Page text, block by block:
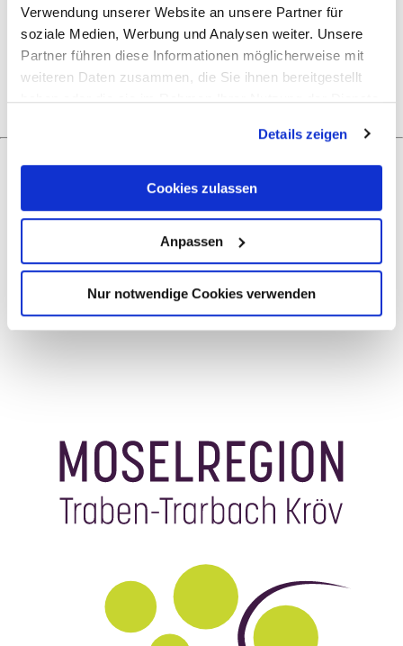
Verwendung unserer Website an unsere Partner für
soziale Medien, Werbung und Analysen weiter. Unsere
Partner führen diese Informationen möglicherweise mit
weiteren Daten zusammen, die Sie ihnen bereitgestellt
haben oder die sie im Rahmen Ihrer Nutzung der Dienste
Details zeigen
Cookies zulassen
Anpassen
Nur notwendige Cookies verwenden
Öffnungszeiten
Ruhetage
Was möchtest du als nächstes tun?
Anreise planen PDF erzeugen